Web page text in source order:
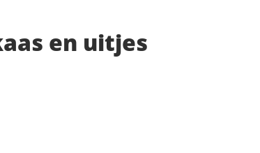
en uitjes